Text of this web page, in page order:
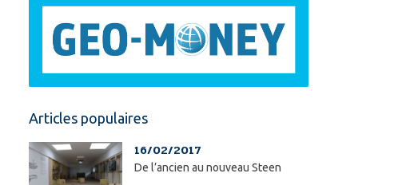
Articles populaires
16/02/2017
De l’ancien au nouveau Steen